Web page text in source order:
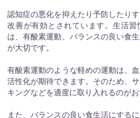
認知症の悪化を抑えたり予防したり
改善が有効とされています。生活習
は、有酸素運動、バランスの良い食
が大切です。
有酸素運動のような軽めの運動は、
活性化が期待できます。そのため、
キングなどを適度に取り入れるのがお
また、バランスの良い食生活にする